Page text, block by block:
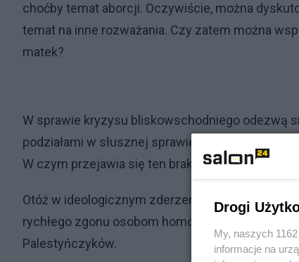
choćby temat aborcji. Oczywiście, można
temat na inne rozważania. Czy zatem można
matek?
W sprawie kryzysu bliskowschodniego odezwą
podziałami w słusznej sprawie”, tylko czy
W czym przejawia się ten brak spójności?
Otóż w ideologicznym zderzeniu dwóch
rychłego zgonu osobom homoseksualnym, a z
Palestyńczyków.
Drogi
My, naszych
informacje na